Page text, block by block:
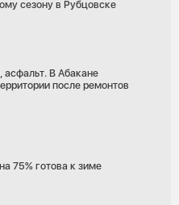
сезону в Рубцовске
асфальт. В Абакане
после ремонтов
75% готова к зиме